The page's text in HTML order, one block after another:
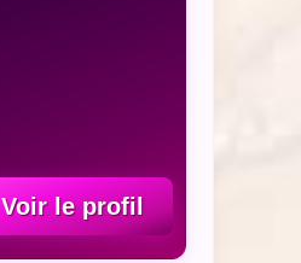
Voir le profil